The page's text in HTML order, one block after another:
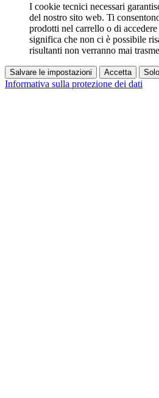
I cookie tecnici necessari
del nostro sito web. Ti
prodotti nel carrello o di
significa che non ci è possibile
risultanti non verranno mai
Salvare le impostazioni Accetta
Informativa sulla protezione dei dati